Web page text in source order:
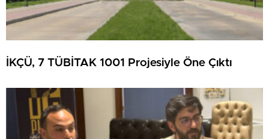
İKÇÜ, 7 TÜBİTAK 1001 Projesiyle Öne Çıktı